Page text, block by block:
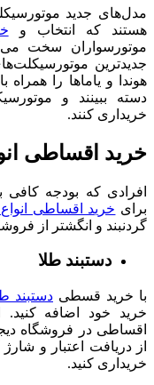
مدل‌های جدید
هستند که انتخاب و
موتورسواران سخت
جدیدترین
هوندا و یاماها را
دسته ببینند و
خریداری کنند.
خرید اقساطی
افرادی که بودجه کافی
برای خرید اقساطی
گردنبند و انگشتر از
دستبند طلا
با خرید قسطی دستبند
خرید خود اضافه
اقساطی در فروشگاه
از دریافت اعتبار و
خریداری کنید.